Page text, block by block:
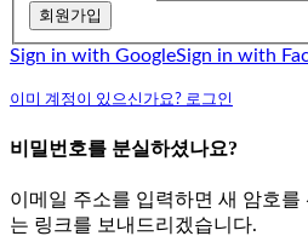
회원가입
Sign in with GoogleSign in with
이미 계정이 있으신가요? 로그인
비밀번호를 분실하셨나요?
이메일 주소를 입력하면 새 암호를
는 링크를 보내드리겠습니다.